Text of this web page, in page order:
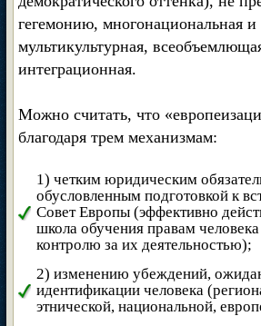
гегемонию, многонациональная и
мультикультурная,
интеграционная.
Можно считать, что
благодаря трем механизмам:
1) четким юридическим
обусловленным подготовкой к
Совет Европы (эффективно
школа обучения правам человека
контролю за их деятельностью);
2) изменению убеждений,
идентификации человека
этнической, национальной,